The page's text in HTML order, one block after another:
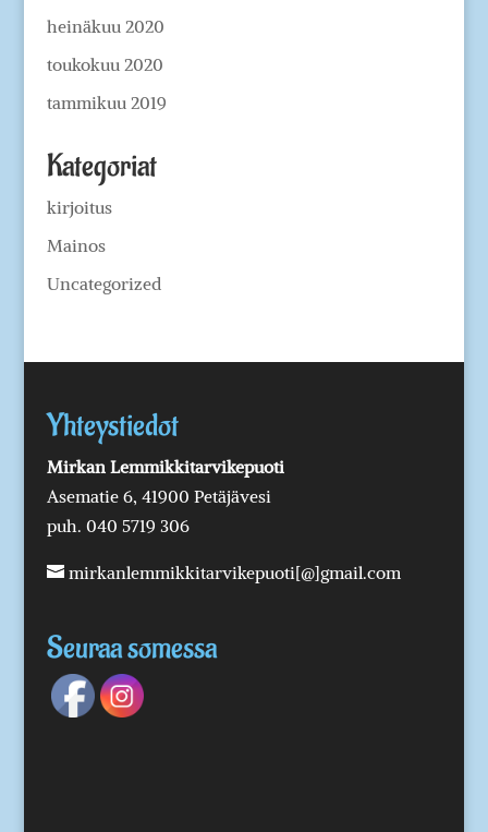
heinäkuu 2020
toukokuu 2020
tammikuu 2019
Kategoriat
kirjoitus
Mainos
Uncategorized
Yhteystiedot
Mirkan Lemmikkitarvikepuoti
Asematie 6, 41900 Petäjävesi
puh. 040 5719 306
mirkanlemmikkitarvikepuoti[@]gmail.com
Seuraa somessa